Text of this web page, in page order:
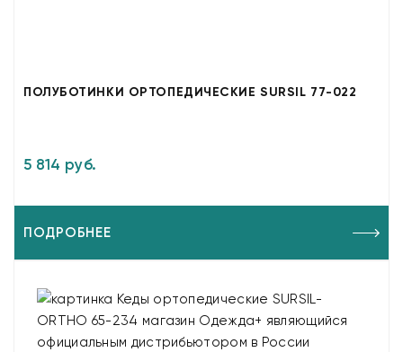
ПОЛУБОТИНКИ ОРТОПЕДИЧЕСКИЕ SURSIL 77-022
5 814 руб.
ПОДРОБНЕЕ